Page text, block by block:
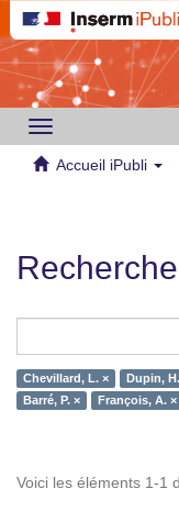
Toggle
navigation
Accueil iPubli
Recherche
Chevillard, L. × Dupin,
Barré, P. ×
François, A. ×
Voici les éléments 1-1